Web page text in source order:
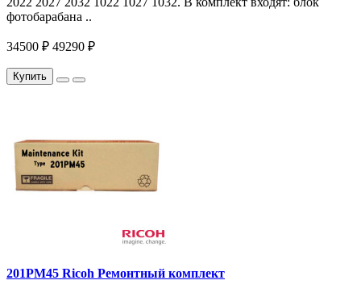
фотобарабана ..
34500 ₽ 49290 ₽
Купить
201PM45 Ricoh Ремонтный комплект